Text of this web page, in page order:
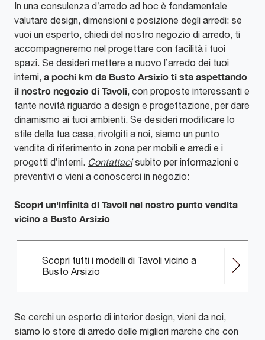
In una consulenza d’arredo ad hoc è fondamentale
valutare design, dimensioni e posizione degli arredi: se
vuoi un esperto, chiedi del nostro negozio di arredo, ti
accompagneremo nel progettare con facilità i tuoi
spazi. Se desideri mettere a nuovo l’arredo dei tuoi
interni, a pochi km da Busto Arsizio ti sta aspettando
il nostro negozio di Tavoli, con proposte interessanti e
tante novità riguardo a design e progettazione, per dare
dinamismo ai tuoi ambienti. Se desideri modificare lo
stile della tua casa, rivolgiti a noi, siamo un punto
vendita di riferimento in zona per mobili e arredi e i
progetti d’interni. Contattacisubito per informazioni e
preventivi o vieni a conoscerci in negozio:
Scopri un'infinità di Tavoli nel nostro punto vendita
vicino a Busto Arsizio
Scopri tutti i modelli di Tavoli vicino a
Busto Arsizio
Se cerchi un esperto di interior design, vieni da noi,
siamo lo store di arredo delle migliori marche che con